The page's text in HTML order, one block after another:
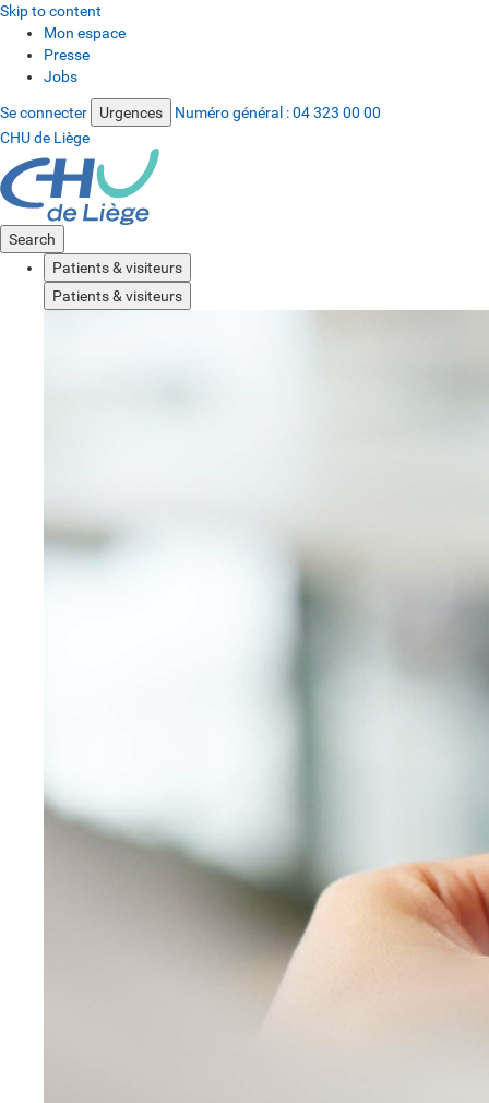
Skip to content
Mon espace
Presse
Jobs
Se connecter Urgences Numéro général :04 323 00 00
CHU de Liège
Search
Patients & visiteurs
Patients & visiteurs